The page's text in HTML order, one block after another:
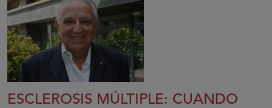
ESCLEROSIS MÚLTIPLE: CUANDO